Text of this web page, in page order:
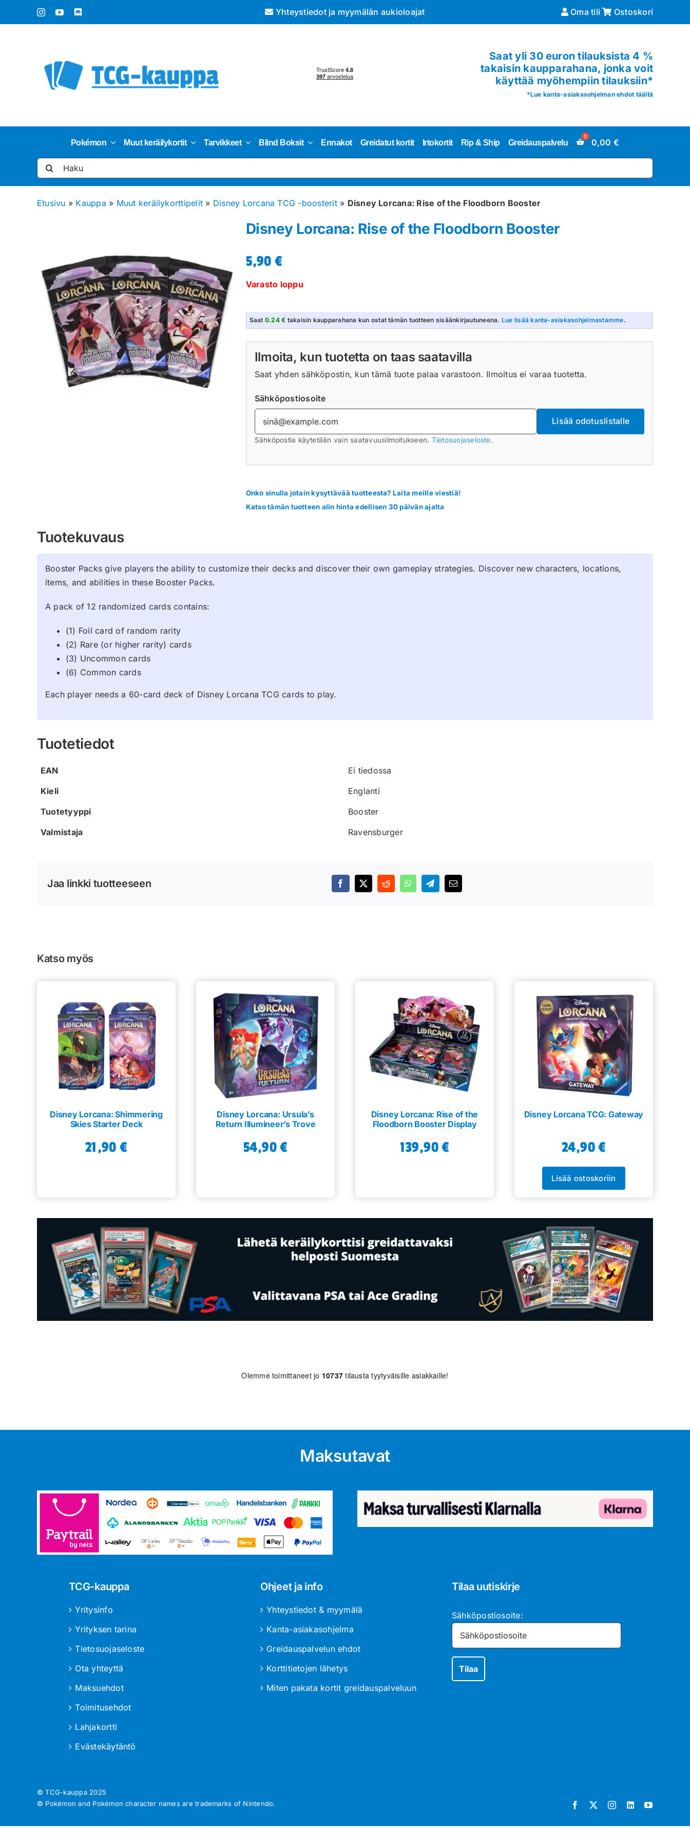
Yhteystiedot ja myymälän aukioloajat Oma tili Ostoskori
Saat yli 30 euron tilauksista 4 %
takaisin kaupparahana, jonka voit
käyttää myöhempiin tilauksiin*
*Lue kanta-asiakasohjelman ehdot täältä
Pokémon Muut keräilykortit Tarvikkeet Blind Boksit Ennakot Greidatut kortit Irtokortit Rip & Ship Greidauspalvelu 0,00 €
Etsi
...
Etusivu » Kauppa » Muut keräilykorttipelit » Disney Lorcana TCG -boosterit» Disney Lorcana: Rise of the Floodborn Booster
Disney Lorcana: Rise of the Floodborn Booster
5,90 €
Varasto loppu
Saat 0.24 € takaisin kaupparahana kun ostat tämän tuotteen sisäänkirjautuneena. Lue lisää kanta-asiakasohjelmastamme.
Ilmoita, kun tuotetta on taas saatavilla
Saat yhden sähköpostin, kun tämä tuote palaa varastoon. Ilmoitus ei varaa tuotetta.
Sähköpostiosoite
Lisää odotuslistalle
Sähköpostia käytetään vain saatavuusilmoitukseen. Tietosuojaseloste.
Onko sinulla jotain kysyttävää tuotteesta? Laita meille viestiä!
Katso tämän tuotteen alin hinta edellisen 30 päivän ajalta
Tuotekuvaus
Booster Packs give players the ability to customize their decks and discover their own gameplay strategies. Discover new characters, locations,
items, and abilities in these Booster Packs.
A pack of 12 randomized cards contains:
(1) Foil card of random rarity
(2) Rare (or higher rarity) cards
(3) Uncommon cards
(6) Common cards
Each player needs a 60-card deck of Disney Lorcana TCG cards to play.
Tuotetiedot
EAN
Ei tiedossa
Kieli
Englanti
Tuotetyyppi
Booster
Valmistaja
Ravensburger
Jaa linkki tuotteeseen
Katso myös
Disney Lorcana: Shimmering
Skies Starter Deck
21,90 €
Disney Lorcana: Ursula’s
Return Illumineer’s Trove
54,90€
Disney Lorcana: Rise of the
Floodborn Booster Display
139,90€
Disney Lorcana TCG: Gateway
24,90€
Lisää ostoskoriin
Olemme toimittaneet jo 10737 tilausta tyytyväisille asiakkaille!
Maksutavat
TCG-kauppa
Yritysinfo
Yrityksen tarina
Tietosuojaseloste
Ota yhteyttä
Maksuehdot
Toimitusehdot
Lahjakortti
Evästekäytäntö
Ohjeet ja info
Yhteystiedot & myymälä
Kanta-asiakasohjelma
Greidauspalvelun ehdot
Korttitietojen lähetys
Miten pakata kortit greidauspalveluun
Tilaa uutiskirje
Sähköpostiosoite:
© TCG-kauppa 2025
© Pokémon and Pokémon character names are trademarks of Nintendo.